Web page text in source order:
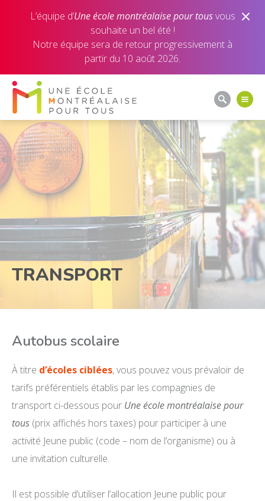
Une école montréalaise pour tous
Une école montréalaise pour tous
L’équipe d’Une école montréalaise pour tousvous
souhaite un bel été !
Notre équipe sera de retour progressivement à
partir du 10 août 2026.
TRANSPORT
Autobus scolaire
À titre d’écoles ciblées, vous pouvez vous prévaloir de
tarifs préférentiels établis par les compagnies de
transport ci-dessous pour Une école montréalaise pour
tous (prix affichés hors taxes) pour participer à une
activité Jeune public (code – nom de l’organisme) ou à
une invitation culturelle.
Il est possible d’utiliser l’allocation Jeune public pour